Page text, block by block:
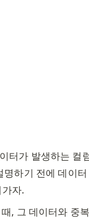
터가 발생하는 컬
명하기 전에 데이
자.
, 그 데이터와 중